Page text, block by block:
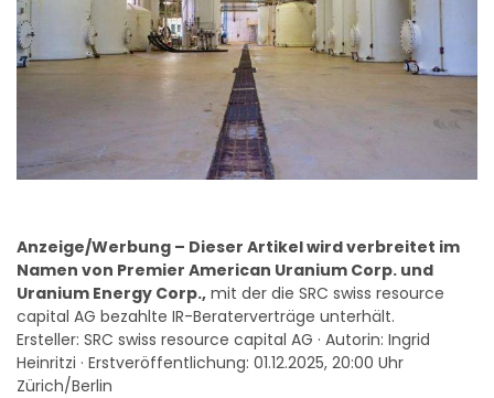
Anzeige/Werbung – Dieser Artikel wird verbreitet im
Namen von Premier American Uranium Corp. und
Uranium Energy Corp., mit der die SRC swiss resource
capital AG bezahlte IR-Beraterverträge unterhält.
Ersteller: SRC swiss resource capital AG · Autorin: Ingrid
Heinritzi · Erstveröffentlichung: 01.12.2025, 20:00 Uhr
Zürich/Berlin